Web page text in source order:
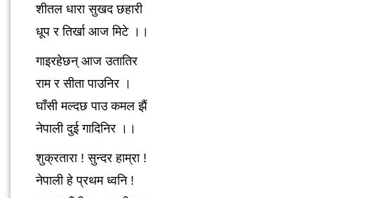
शीतल धारा सुखद छहारी
धूप र तिर्खा आज मिटे ।।
गाइरहेछन् आज उतातिर
राम र सीता पाउनिर ।
घाँसी मल्दछ पाउ कमल झैं
नेपाली दुई गादिनिर ।।
शुक्रतारा ! सुन्दर हाम्रा !
नेपाली हे प्रथम ध्वनि !